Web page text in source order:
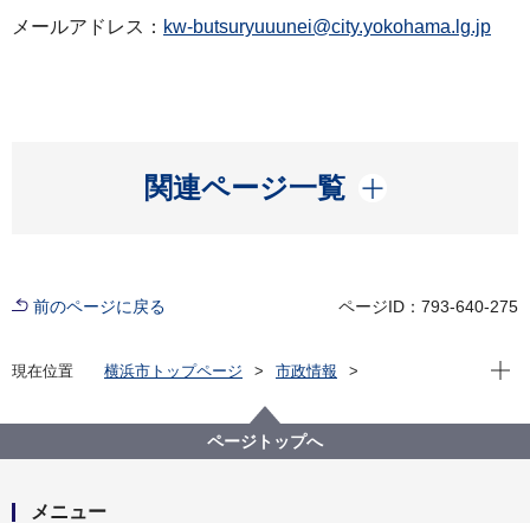
メールアドレス： kw-butsuryuuunei@city.yokohama.lg.jp
関連ページ一覧
開く
前のページに戻る ページID：793-640-275
現在位置 横浜市トップページ
市政情報
横浜港でサイバー攻撃事案を想定した情報伝達訓練を
実施しました
現在
ページトップへ
メニュー